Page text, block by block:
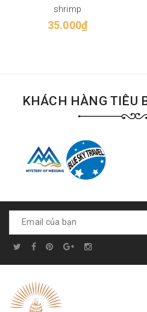
shrimp
35.000₫
KHÁCH HÀNG TIÊU